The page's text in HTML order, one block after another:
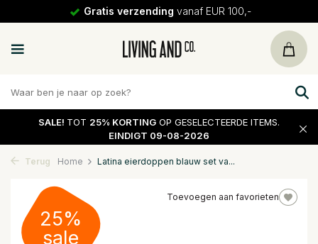
Gratis verzending vanaf EUR 100,-
SALE! TOT 25% KORTING OP GESELECTEERDE ITEMS.
EINDIGT 09-08-2026
Terug Home Latina eierdoppen blauw set va...
Toevoegen aan favorieten
25%
sale